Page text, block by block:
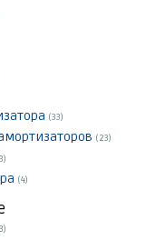
(33)
(23)
(4)